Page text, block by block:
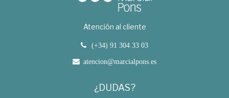
Atención al cliente
(+34) 91 304 33 03
atencion@marcialpons.es
¿DUDAS?